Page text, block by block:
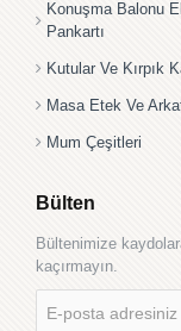
Konuşma Balonu El
Pankartı
Kutular Ve Kırpık
Masa Etek Ve
Mum Çeşitleri
Bülten
Bültenimize
kaçırmayın.
posta